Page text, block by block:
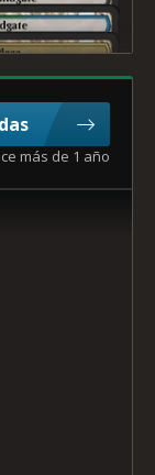
más de 1 año